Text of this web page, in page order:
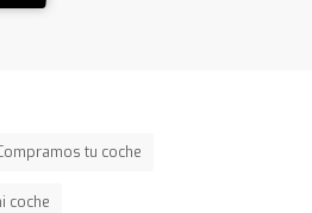
tu coche
coche